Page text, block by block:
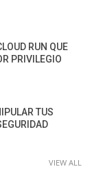
RUN QUE
PRIVILEGIO
TUS
VIEW ALL